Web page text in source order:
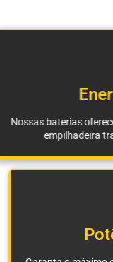
Nossas baterias